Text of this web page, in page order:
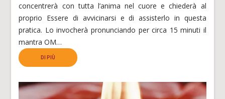
concentrerà con tutta l’anima nel cuore e chiederà al
proprio Essere di avvicinarsi e di assisterlo in questa
pratica. Lo invocherà pronunciando per circa 15 minuti il
mantra OM…
DI PIÙ